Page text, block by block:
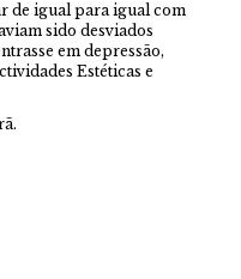
de igual para igual com
sido desviados
em depressão,
Estéticas e